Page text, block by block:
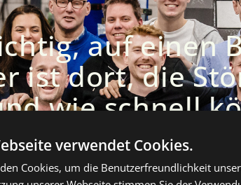
auf einen
ist dort, die
wie schnell
Alle Geschichten
verwendet Cookies.
Cookies, um die Benutzerfreundlichkeit